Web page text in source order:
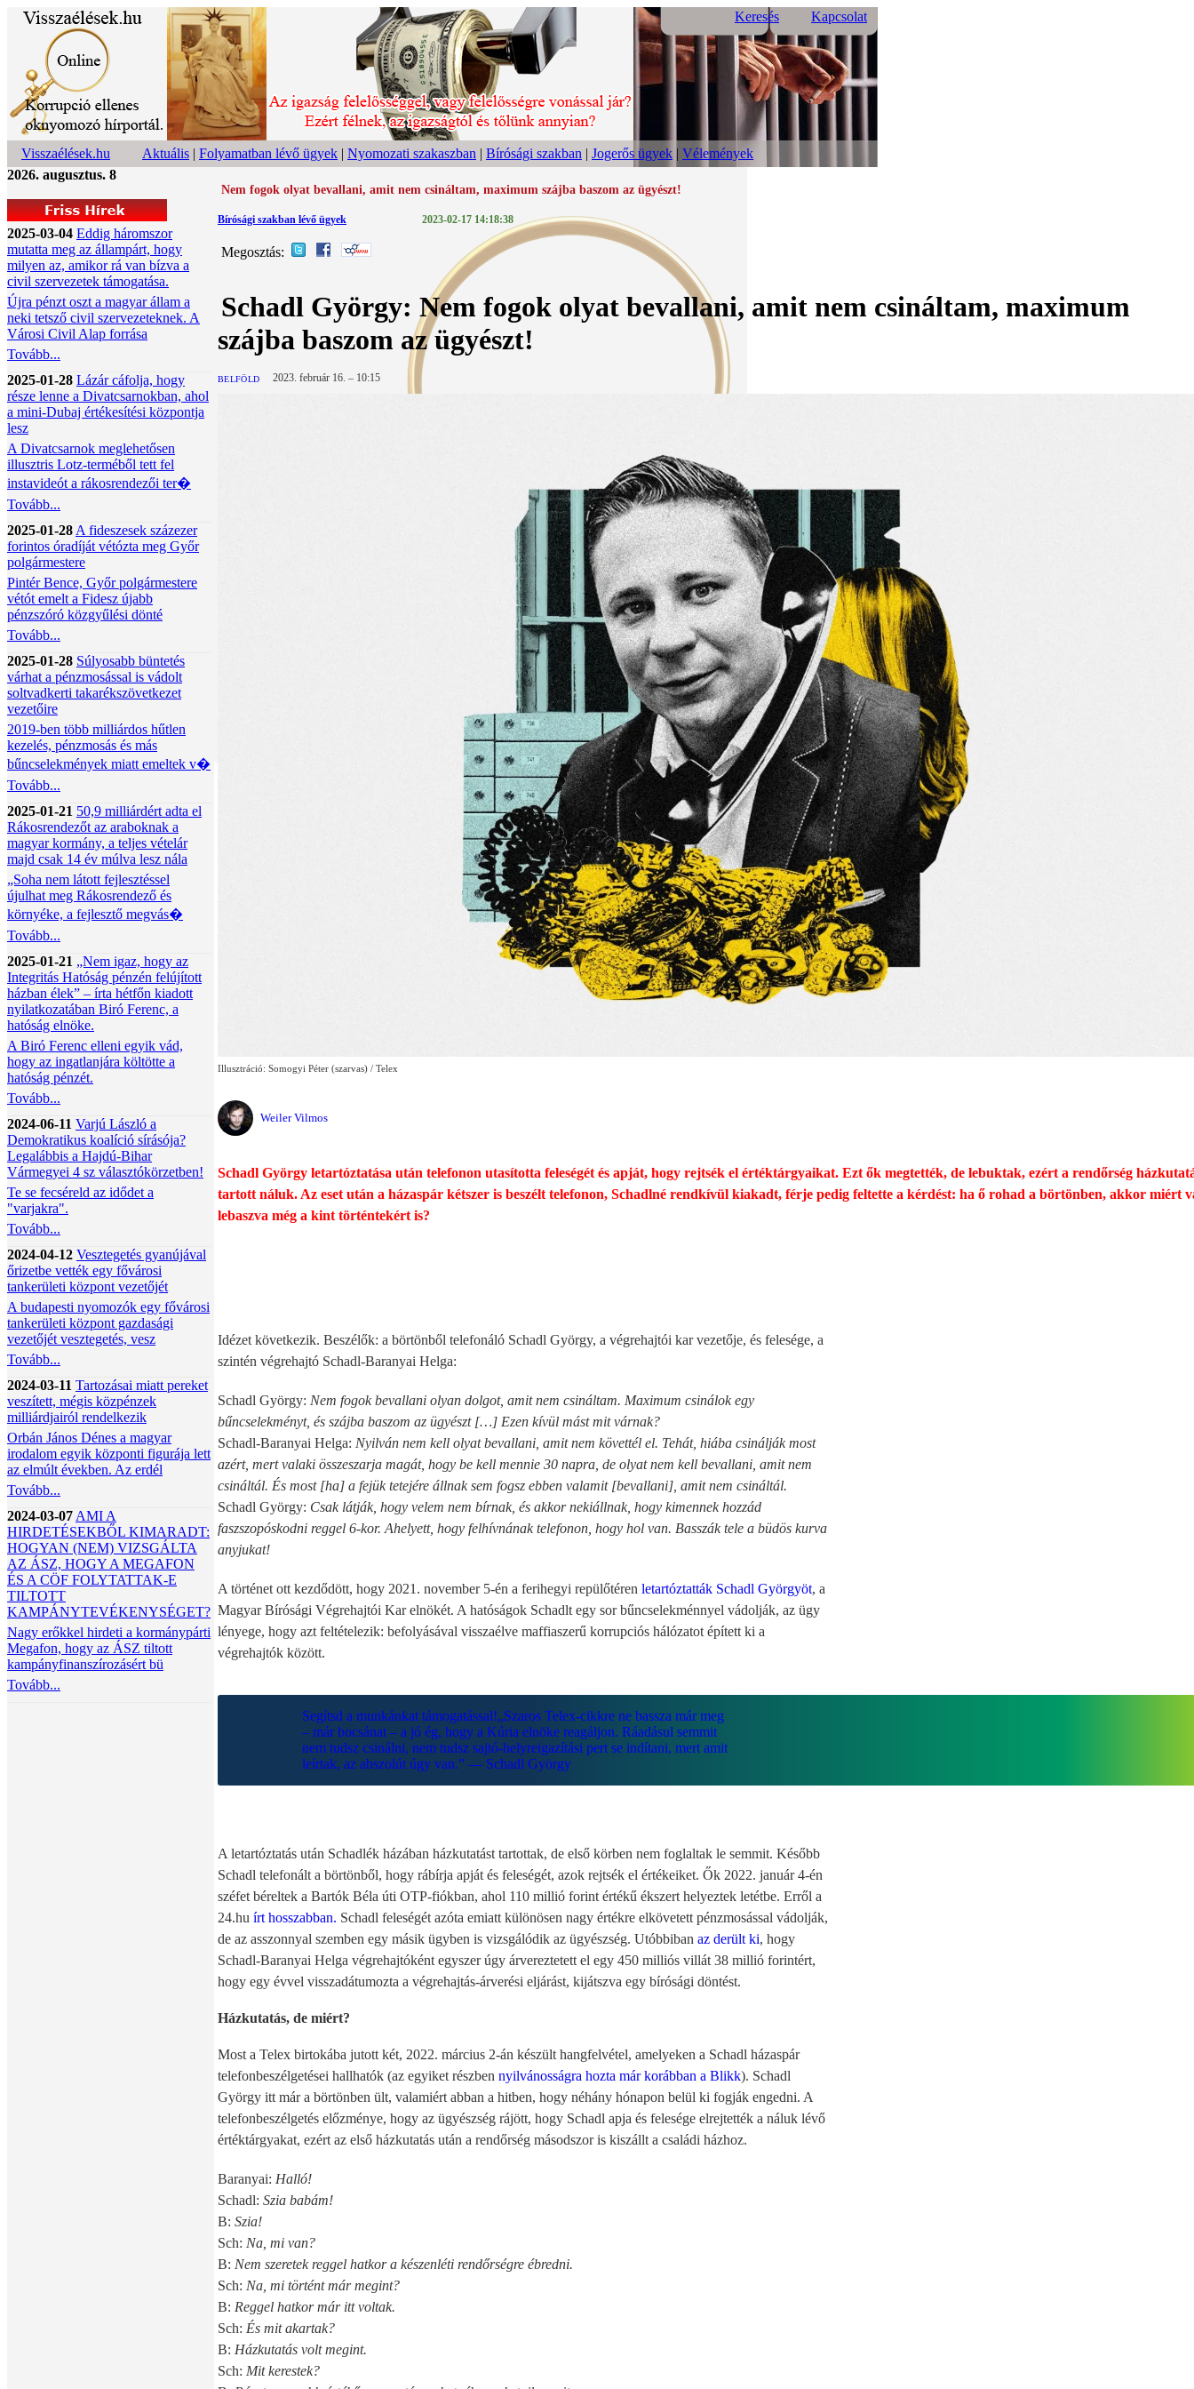
Keresés Kapcsolat
Visszaélések.hu Aktuális | Folyamatban lévő ügyek | Nyomozati szakaszban | Bírósági szakban | Jogerős ügyek | Vélemények
2026. augusztus. 8
2025-03-04 Eddig háromszor
mutatta meg az állampárt, hogy
milyen az, amikor rá van bízva a
civil szervezetek támogatása.
Újra pénzt oszt a magyar állam a
neki tetsző civil szervezeteknek. A
Városi Civil Alap forrása
Tovább...
2025-01-28 Lázár cáfolja, hogy
része lenne a Divatcsarnokban, ahol
a mini-Dubaj értékesítési központja
lesz
A Divatcsarnok meglehetősen
illusztris Lotz-terméből tett fel
instavideót a rákosrendezői ter�
Tovább...
2025-01-28 A fideszesek százezer
forintos óradíját vétózta meg Győr
polgármestere
Pintér Bence, Győr polgármestere
vétót emelt a Fidesz újabb
pénzszóró közgyűlési dönté
Tovább...
2025-01-28 Súlyosabb büntetés
várhat a pénzmosással is vádolt
soltvadkerti takarékszövetkezet
vezetőire
2019-ben több milliárdos hűtlen
kezelés, pénzmosás és más
bűncselekmények miatt emeltek v�
Tovább...
2025-01-21 50,9 milliárdért adta el
Rákosrendezőt az araboknak a
magyar kormány, a teljes vételár
majd csak 14 év múlva lesz nála
„Soha nem látott fejlesztéssel
újulhat meg Rákosrendező és
környéke, a fejlesztő megvás�
Tovább...
2025-01-21 „Nem igaz, hogy az
Integritás Hatóság pénzén felújított
házban élek” – írta hétfőn kiadott
nyilatkozatában Biró Ferenc, a
hatóság elnöke.
A Biró Ferenc elleni egyik vád,
hogy az ingatlanjára költötte a
hatóság pénzét.
Tovább...
2024-06-11 Varjú László a
Demokratikus koalíció sírásója?
Legalábbis a Hajdú-Bihar
Vármegyei 4 sz választókörzetben!
Te se fecséreld az idődet a
"varjakra".
Tovább...
2024-04-12 Vesztegetés gyanújával
őrizetbe vették egy fővárosi
tankerületi központ vezetőjét
A budapesti nyomozók egy fővárosi
tankerületi központ gazdasági
vezetőjét vesztegetés, vesz
Tovább...
2024-03-11 Tartozásai miatt pereket
veszített, mégis közpénzek
milliárdjairól rendelkezik
Orbán János Dénes a magyar
irodalom egyik központi figurája lett
az elmúlt években. Az erdél
Tovább...
2024-03-07 AMI A
HIRDETÉSEKBŐL KIMARADT:
HOGYAN (NEM) VIZSGÁLTA
AZ ÁSZ, HOGY A MEGAFON
ÉS A CÖF FOLYTATTAK-E
TILTOTT
KAMPÁNYTEVÉKENYSÉGET?
Nagy erőkkel hirdeti a kormánypárti
Megafon, hogy az ÁSZ tiltott
kampányfinanszírozásért bü
Tovább...
Nem fogok olyat bevallani, amit nem csináltam, maximum szájba baszom az ügyészt!
Bírósági szakban lévő ügyek 2023-02-17 14:18:38
Megosztás:
Schadl György: Nem fogok olyat bevallani, amit nem csináltam, maximum
szájba baszom az ügyészt!
BELFÖLD 2023. február 16. – 10:15
Illusztráció: Somogyi Péter (szarvas) / Telex
Weiler Vilmos
Schadl György letartóztatása után telefonon utasította feleségét és apját, hogy rejtsék el értéktárgyaikat. Ezt ők megtették, de lebuktak, ezért a rendőrség
tartott náluk. Az eset után a házaspár kétszer is beszélt telefonon, Schadlné rendkívül kiakadt, férje pedig feltette a kérdést: ha ő rohad a börtönben, akkor miért
lebaszva még a kint történtekért is?
Idézet következik. Beszélők: a börtönből telefonáló Schadl György, a végrehajtói kar vezetője, és felesége, a
szintén végrehajtó Schadl-Baranyai Helga:
Schadl György: Nem fogok bevallani olyan dolgot, amit nem csináltam. Maximum csinálok egy
bűncselekményt, és szájba baszom az ügyészt […] Ezen kívül mást mit várnak?
Schadl-Baranyai Helga: Nyilván nem kell olyat bevallani, amit nem követtél el. Tehát, hiába csinálják most
azért, mert valaki összeszarja magát, hogy be kell mennie 30 napra, de olyat nem kell bevallani, amit nem
csináltál. És most [ha] a fejük tetejére állnak sem fogsz ebben valamit [bevallani], amit nem csináltál.
Schadl György: Csak látják, hogy velem nem bírnak, és akkor nekiállnak, hogy kimennek hozzád
faszszopóskodni reggel 6-kor. Ahelyett, hogy felhívnának telefonon, hogy hol van. Basszák tele a büdös kurva
anyjukat!
A történet ott kezdődött, hogy 2021. november 5-én a ferihegyi repülőtéren letartóztatták Schadl Györgyöt, a
Magyar Bírósági Végrehajtói Kar elnökét. A hatóságok Schadlt egy sor bűncselekménnyel vádolják, az ügy
lényege, hogy azt feltételezik: befolyásával visszaélve maffiaszerű korrupciós hálózatot épített ki a
végrehajtók között.
Segítsd a munkánkat támogatással!„Szaros Telex-cikkre ne bassza már meg
– már bocsánat – a jó ég, hogy a Kúria elnöke reagáljon. Ráadásul semmit
nem tudsz csinálni, nem tudsz sajtó-helyreigazítási pert se indítani, mert amit
leírtak, az abszolút úgy van.” — Schadl György
A letartóztatás után Schadlék házában házkutatást tartottak, de első körben nem foglaltak le semmit. Később
Schadl telefonált a börtönből, hogy rábírja apját és feleségét, azok rejtsék el értékeiket. Ők 2022. január 4-én
széfet béreltek a Bartók Béla úti OTP-fiókban, ahol 110 millió forint értékű ékszert helyeztek letétbe. Erről a
24.hu írt hosszabban. Schadl feleségét azóta emiatt különösen nagy értékre elkövetett pénzmosással vádolják,
de az asszonnyal szemben egy másik ügyben is vizsgálódik az ügyészség. Utóbbiban az derült ki, hogy
Schadl-Baranyai Helga végrehajtóként egyszer úgy árvereztetett el egy 450 milliós villát 38 millió forintért,
hogy egy évvel visszadátumozta a végrehajtás-árverési eljárást, kijátszva egy bírósági döntést.
Házkutatás, de miért?
Most a Telex birtokába jutott két, 2022. március 2-án készült hangfelvétel, amelyeken a Schadl házaspár
telefonbeszélgetései hallhatók (az egyiket részben nyilvánosságra hozta már korábban a Blikk). Schadl
György itt már a börtönben ült, valamiért abban a hitben, hogy néhány hónapon belül ki fogják engedni. A
telefonbeszélgetés előzménye, hogy az ügyészség rájött, hogy Schadl apja és felesége elrejtették a náluk lévő
értéktárgyakat, ezért az első házkutatás után a rendőrség másodszor is kiszállt a családi házhoz.
Baranyai: Halló!
Schadl: Szia babám!
B: Szia!
Sch: Na, mi van?
B: Nem szeretek reggel hatkor a készenléti rendőrségre ébredni.
Sch: Na, mi történt már megint?
B: Reggel hatkor már itt voltak.
Sch: És mit akartak?
B: Házkutatás volt megint.
Sch: Mit kerestek?